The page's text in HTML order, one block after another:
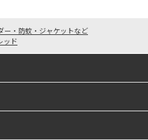
ー・防蚊・ジャケットなど
ッド